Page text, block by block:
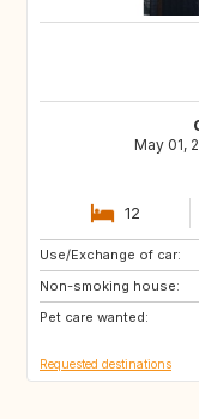
May 01,
12
Use/Exchange of car:
Non-smoking house:
Pet care wanted:
FR
GR
Requested destinations